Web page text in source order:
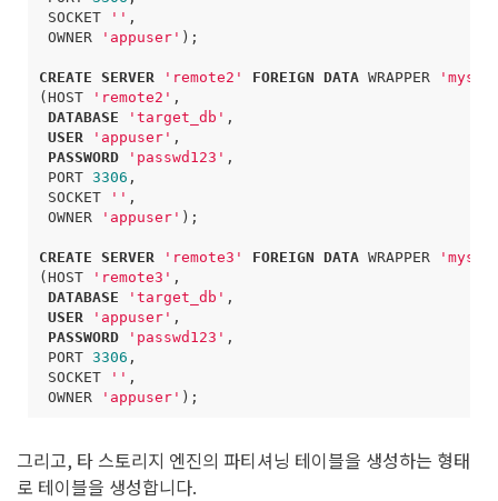
SOCKET
'' ,
OWNER
'appuser' );
CREATE SERVER 'remote2' FOREIGN DATA WRAPPER
(HOST 'remote2' ,
DATABASE
'target_db' ,
USER
'appuser' ,
PASSWORD
'passwd123' ,
PORT 3306 ,
SOCKET
'' ,
OWNER
'appuser' );
CREATE SERVER 'remote3' FOREIGN DATA WRAPPER
(HOST 'remote3' ,
DATABASE
'target_db' ,
USER
'appuser' ,
PASSWORD
'passwd123' ,
PORT 3306 ,
SOCKET
'' ,
OWNER
'appuser' );
그리고, 타 스토리지 엔진의 파티셔닝 테이블을 생성하는 형태
로 테이블을 생성합니다.